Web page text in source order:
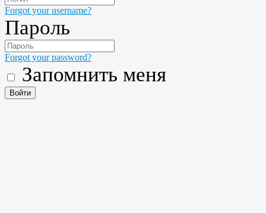
Forgot your username?
Пароль
Forgot your password?
Запомнить меня